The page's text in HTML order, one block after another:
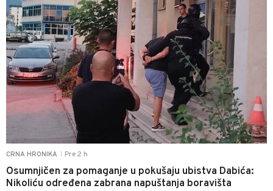
CRNA HRONIKA Pre 2 h
Osumnjičen za pomaganje u pokušaju ubistva Dabića:
Nikoliću određena zabrana napuštanja boravišta